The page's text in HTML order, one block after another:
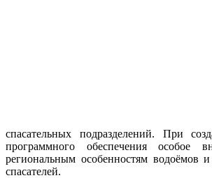
спасательных подразделений. При
программного обеспечения особое
региональным особенностям водоёмов
спасателей.